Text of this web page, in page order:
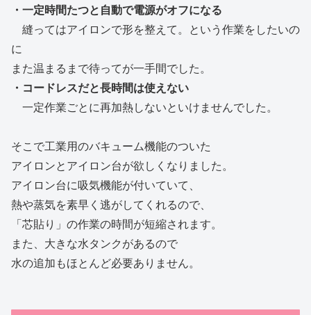
・一定時間たつと自動で電源がオフになる
縫ってはアイロンで形を整えて。という作業をしたいの
に
また温まるまで待ってが一手間でした。
・コードレスだと長時間は使えない
一定作業ごとに再加熱しないといけませんでした。
そこで工業用のバキューム機能のついた
アイロンとアイロン台が欲しくなりました。
アイロン台に吸気機能が付いていて、
熱や蒸気を素早く逃がしてくれるので、
「芯貼り」の作業の時間が短縮されます。
また、大きな水タンクがあるので
水の追加もほとんど必要ありません。